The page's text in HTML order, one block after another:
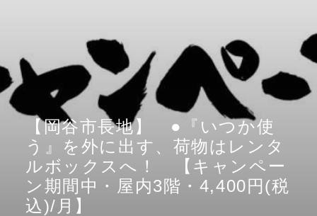
入居者様専用
解約のお申込み
企業情報
お問い合わせ
お気に入り 閲覧履歴
【岡谷市長地】 ●『いつか使
う』を外に出す、荷物はレンタ
ルボックスへ！ 【キャンペー
ン期間中・屋内3階・4,400円(税
込)/月】